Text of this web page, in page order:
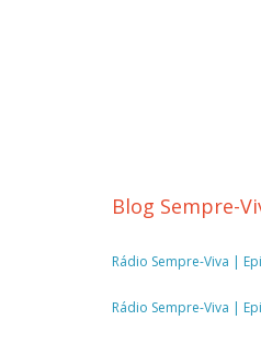
Blog Sempre-
Rádio Sempre-Viva |
Rádio Sempre-Viva |